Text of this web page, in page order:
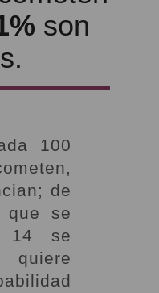
son
100
de
que se
14 se
quiere